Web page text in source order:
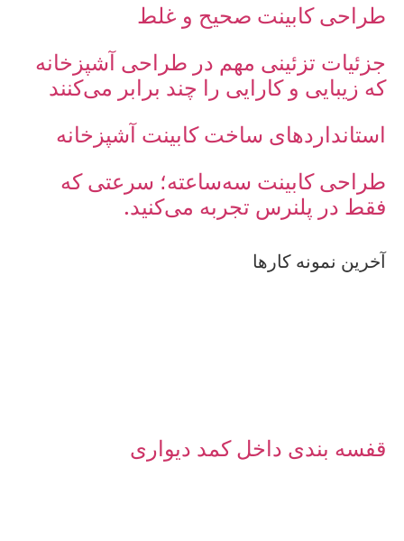
طراحی کابینت صحیح و غلط
جزئیات تزئینی مهم در طراحی آشپزخانه
که زیبایی و کارایی را چند برابر می‌کنند
استانداردهای ساخت کابینت آشپزخانه
طراحی کابینت سه‌ساعته؛ سرعتی که
فقط در پلنرس تجربه می‌کنید.
آخرین نمونه کارها
قفسه بندی داخل کمد دیواری